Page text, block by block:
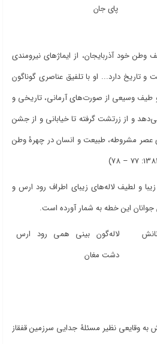
پای جان
خود آذربایجان، از ایماژهای نیرومندی
تاریخ دارد... او با تلفیق عناصری گوناگون
طیف وسیعی از صورت‌های آرمانی، تاریخی و
و از زرتشت گرفته تا خیابانی و از جشن
عصر مشروطه، طبیعت و انسان در چهرۀ وطن
و لطیف لاله‌های زیبای اطراف رود ارس و
این خطه به شمار آورده است.
لاله‌گون بینی همی رود ارس
دشت مغان
وقایعی نظیر مسئلۀ جدایی سرزمین قفقاز